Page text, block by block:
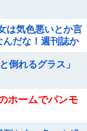
は気色悪いとか言
だな！週刊誌か
倒れるグラス」
ホームでパンモ